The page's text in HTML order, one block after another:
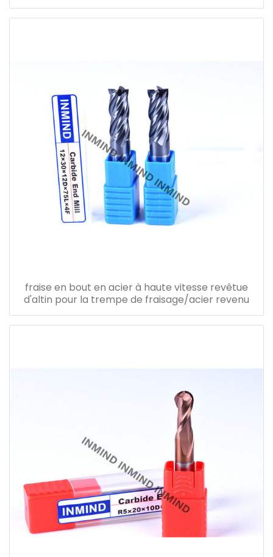
fraise en bout en acier à haute vitesse revêtue
d'altin pour la trempe de fraisage/acier revenu